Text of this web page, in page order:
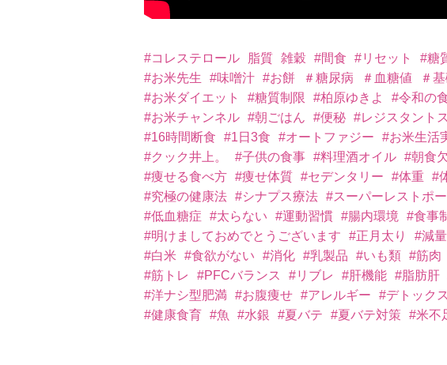
#コレステロール 脂質 雑穀 #間食 #リセット #糖
#お米先生
#味噌汁 #お餅 ＃糖尿病 ＃血糖値 ＃
#お米ダイエット
#糖質制限 #柏原ゆきよ #令和の
#お米チャンネル #朝ごはん #便秘 #レジスタント
#16時間断食
#1日3食 #オートファジー #お米生活
#クック井上。
#子供の食事 #料理酒オイル #朝食
#痩せる食べ方 #痩せ体質 #セデンタリー #体重 #
#究極の健康法 #シナプス療法 #スーパーレストポ
#低血糖症
#太らない #運動習慣 #腸内環境 #食事
#明けましておめでとうございます
#正月太り #減量
#白米
#食欲がない #消化 #乳製品 #いも類 #筋肉
#筋トレ
#PFCバランス #リブレ #肝機能 #脂肪肝
#洋ナシ型肥満
#お腹痩せ #アレルギー #デトックス
#健康食育 #魚 #水銀 #夏バテ #夏バテ対策 #米不